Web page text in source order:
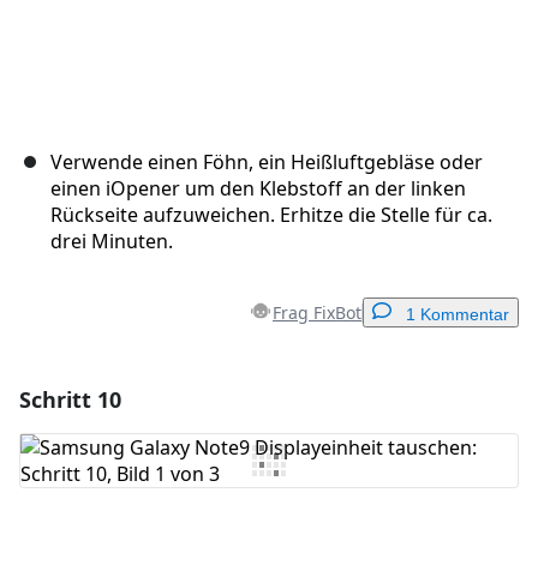
Verwende einen Föhn, ein Heißluftgebläse oder
einen iOpener um den Klebstoff an der linken
Rückseite aufzuweichen. Erhitze die Stelle für ca.
drei Minuten.
Frag FixBot 1 Kommentar
Kommentar hinzufügen
Schritt 10